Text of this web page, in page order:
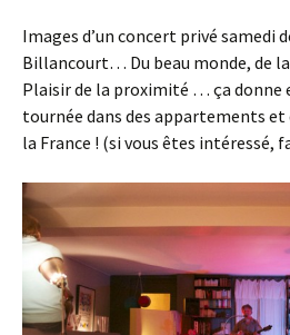
Images d’un concert privé samedi
Billancourt… Du beau monde, de
Plaisir de la proximité … ça donne
tournée dans des appartements
la France ! (si vous êtes intéressé,